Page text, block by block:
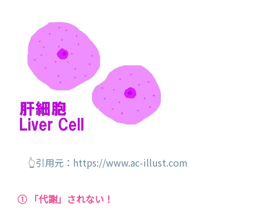
👆引用元：https://www.ac-illust.com
① 「代謝」されない！